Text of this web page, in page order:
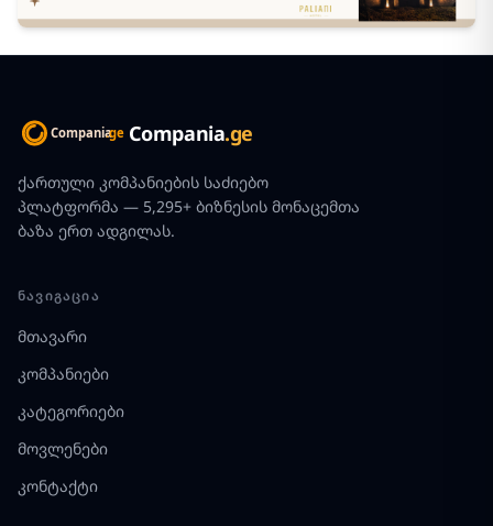
Compania.ge
ქართული კომპანიების საძიებო
პლატფორმა — 5,295+ ბიზნესის მონაცემთა
ბაზა ერთ ადგილას.
ᲜᲐᲕᲘᲒᲐᲪᲘᲐ
მთავარი
კომპანიები
კატეგორიები
მოვლენები
კონტაქტი